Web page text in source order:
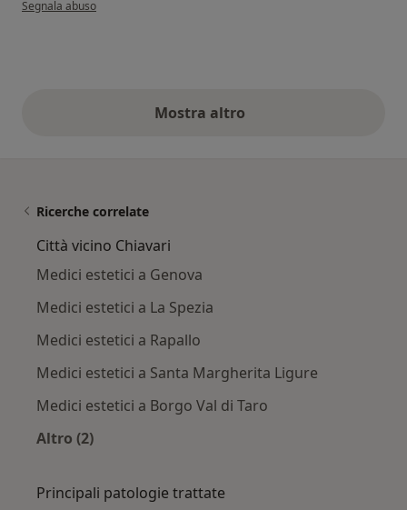
Segnala abuso
Mostra altroopinioni di cui sopra
Ricerche correlate
Città vicino Chiavari
Medici estetici a Genova
Medici estetici a La Spezia
Medici estetici a Rapallo
Medici estetici a Santa Margherita Ligure
Medici estetici a Borgo Val di Taro
Altro (2)
Principali patologie trattate